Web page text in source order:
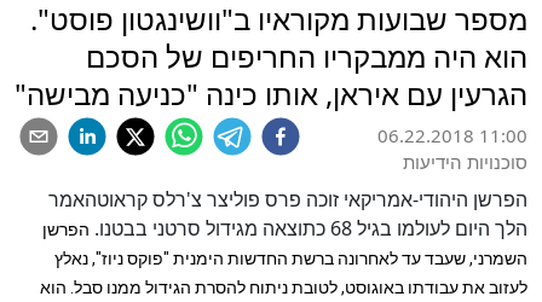
מספר שבועות מקוראיו ב"וושינגטון פוסט".
הוא היה ממבקריו החריפים של הסכם
הגרעין עם איראן, אותו כינה "כניעה מבישה"
06.22.2018 11:00
סוכנויות הידיעות
הפרשן היהודי-אמריקאי זוכה פרס פוליצר צ'רלס קראוטהאמר
הלך היום לעולמו בגיל 68 כתוצאה מגידול סרטני בבטנו.
הפרשן
השמרני, שעבד עד לאחרונה ברשת החדשות הימנית "פוקס ניוז", נאלץ
לעזוב את עבודתו באוגוסט, לטובת ניתוח להסרת הגידול ממנו סבל. הוא